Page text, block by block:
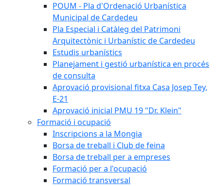
POUM - Pla d'Ordenació Urbanística
Municipal de Cardedeu
Pla Especial i Catàleg del Patrimoni
Arquitectònic i Urbanístic de Cardedeu
Estudis urbanístics
Planejament i gestió urbanística en procés
de consulta
Aprovació provisional fitxa Casa Josep Tey,
E-21
Aprovació inicial PMU 19 "Dr. Klein"
Formació i ocupació
Inscripcions a la Mongia
Borsa de treball i Club de feina
Borsa de treball per a empreses
Formació per a l'ocupació
Formació transversal